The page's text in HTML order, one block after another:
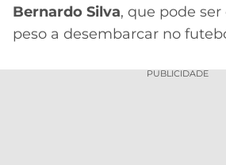
Bernardo Silva, que pode
peso a desembarcar no
PUBLICIDADE